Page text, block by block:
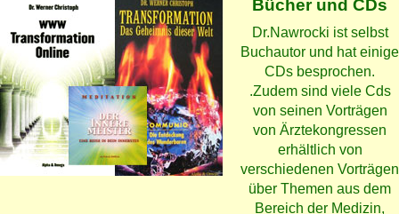
Bücher und CDs
Dr.Nawrocki ist selbst
Buchautor und hat einige
CDs besprochen.
.Zudem sind viele Cds
von seinen Vorträgen
von Ärztekongressen
erhältlich von
verschiedenen Vorträgen
über Themen aus dem
Bereich der Medizin,